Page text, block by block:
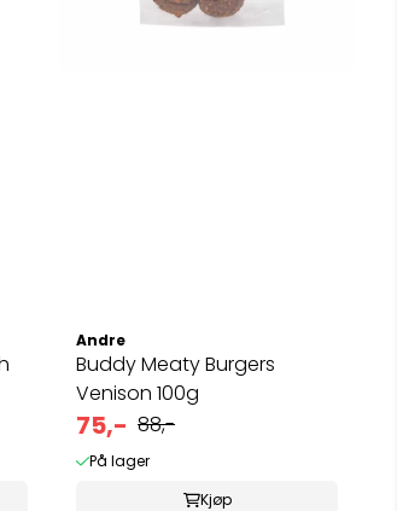
Andre
Buddy Meaty Burgers
Venison 100g
75,- 88,-
På lager
Kjøp